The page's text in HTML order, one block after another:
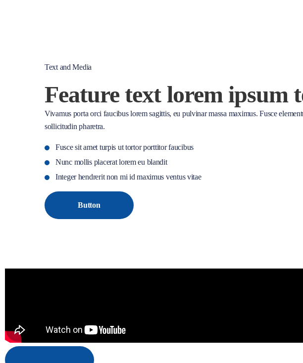
Text and Media
Feature text lorem ipsum
Vivamus porta orci faucibus lorem sagittis, eu pulvinar massa maximus. Fusce
sollicitudin pharetra.
Fusce sit amet turpis ut tortor porttitor faucibus
Nunc mollis placerat lorem eu blandit
Integer hendrerit non mi id maximus ventus vitae
Button